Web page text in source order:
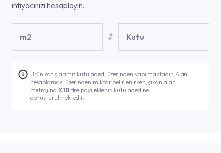
ihtiyacınızı hesaplayın.
m2 Kutu
Ürün satışlarımız kutu adedi üzerinden yapılmaktadır. Alan
hesaplaması üzerinden miktar belirlenirken, çıkan alan
metrajına %10fire payı eklenip kutu adedine
dönüştürülmektedir.